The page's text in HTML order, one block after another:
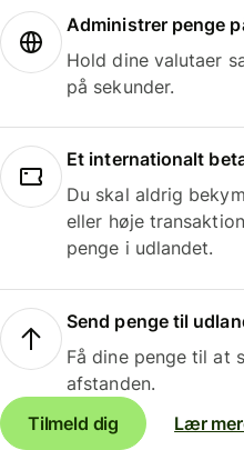
Administrer penge
Hold dine valutaer
på sekunder.
Et internationalt
Du skal aldrig
eller høje
penge i udlandet.
Send penge til
Få dine penge til at
afstanden.
Tilmeld dig
Lær